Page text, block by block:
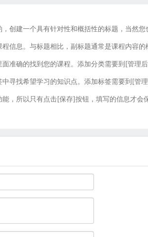
创建一个具有针对性和概括性的标题，当然您
信息。与标题相比，副标题通常是课程内容的
准确的找到您的课程。添加分类需要到[管理
寻找希望学习的知识点。添加标签需要到[管
，所以只有点击[保存]按钮，填写的信息才会